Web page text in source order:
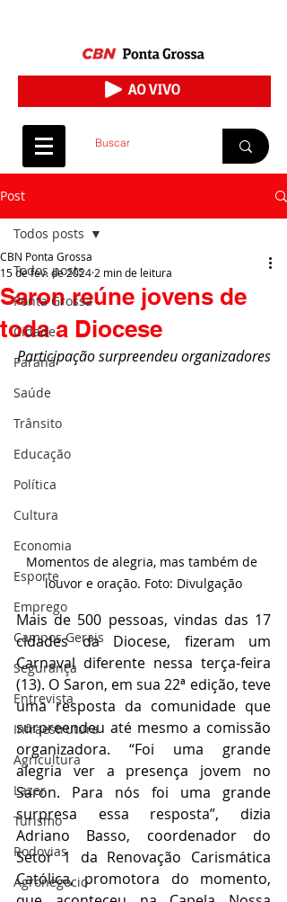
Post
Todos posts
Ponta Grossa
Cidade
Paraná
Saúde
Trânsito
Educação
Política
Cultura
Economia
Esporte
Emprego
Campos Gerais
Segurança
Entrevista
Infraestrutura
Agricultura
Lazer
Turismo
Rodovias
Agronegócio
Todos posts
Saron reúne jovens de
toda a Diocese
CBN Ponta Grossa
15 de fev. de 2024 2 min de leitura
Participação surpreendeu organizadores
Momentos de alegria, mas também de
louvor e oração. Foto: Divulgação
Mais de 500 pessoas, vindas das 17
cidades da Diocese, fizeram um
Carnaval diferente nessa terça-feira
(13). O Saron, em sua 22ª edição, teve
uma resposta da comunidade que
surpreendeu até mesmo a comissão
organizadora. “Foi uma grande
alegria ver a presença jovem no
Saron. Para nós foi uma grande
surpresa essa resposta”, dizia
Adriano Basso, coordenador do
Setor 1 da Renovação Carismática
Católica, promotora do momento,